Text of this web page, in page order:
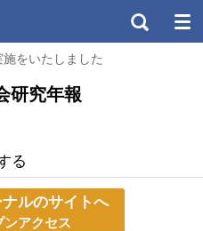
をいたしました
研究年報
る
ルのサイトへ
ンアクセス